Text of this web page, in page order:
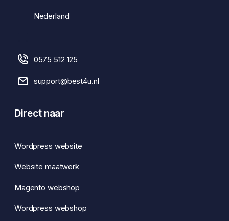
Nederland
0575 512 125
support@best4u.nl
Direct naar
Wordpress website
Website maatwerk
Magento webshop
Wordpress webshop